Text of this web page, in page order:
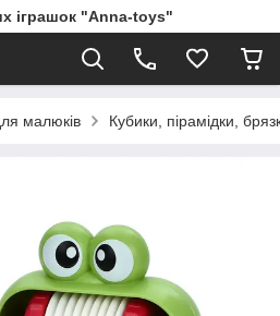
іграшок "Anna-toys"
малюків Кубики, пірамідки,